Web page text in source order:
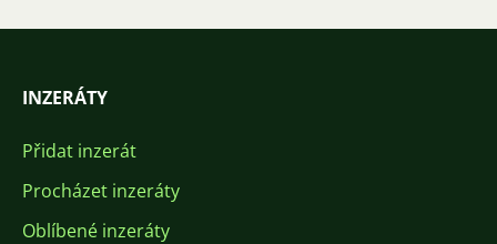
INZERÁTY
Přidat inzerát
Procházet inzeráty
Oblíbené inzeráty